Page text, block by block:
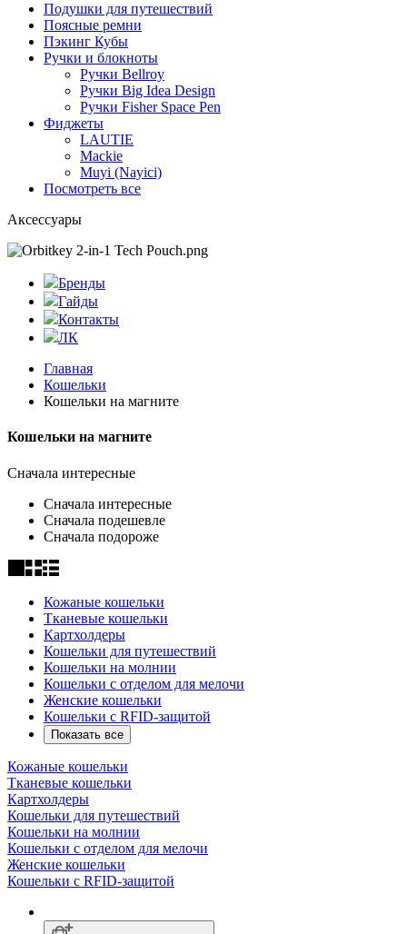
Подушки для путешествий
Поясные ремни
Пэкинг Кубы
Ручки и блокноты
Ручки Bellroy
Ручки Big Idea Design
Ручки Fisher Space Pen
Фиджеты
LAUTIE
Mackie
Muyi (Nayici)
Посмотреть все
Аксессуары
Бренды
Гайды
Контакты
ЛК
Главная
Кошельки
Кошельки на магните
Кошельки на магните
Сначала интересные
Сначала интересные
Сначала подешевле
Сначала подороже
Кожаные кошельки
Тканевые кошельки
Картхолдеры
Кошельки для путешествий
Кошельки на молнии
Кошельки с отделом для мелочи
Женские кошельки
Кошельки с RFID-защитой
Показать все
Кожаные кошельки
Тканевые кошельки
Картхолдеры
Кошельки для путешествий
Кошельки на молнии
Кошельки с отделом для мелочи
Женские кошельки
Кошельки с RFID-защитой